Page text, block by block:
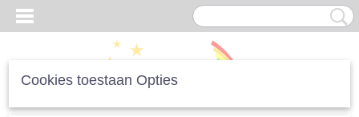
Cookies toestaan Opties